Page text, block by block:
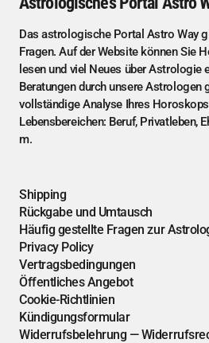
Das astrologische Portal Astro Way
Fragen. Auf der Website können Sie
lesen und viel Neues über Astrologie
Beratungen durch unsere Astrologen
vollständige Analyse Ihres
Lebensbereichen: Beruf, Privatleben,
m.
Shipping
Rückgabe und Umtausch
Häufig gestellte Fragen zur
Privacy Policy
Vertragsbedingungen
Öffentliches Angebot
Cookie-Richtlinien
Kündigungsformular
Widerrufsbelehrung —